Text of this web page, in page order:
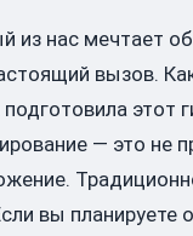
нас мечтает
вызов.
этот
— это не
вы планируете